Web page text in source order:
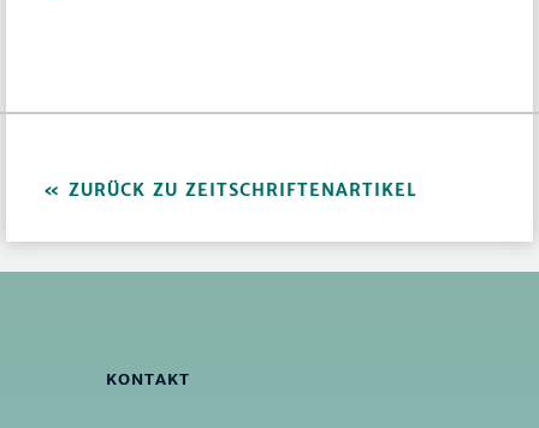
ZURÜCK ZU ZEITSCHRIFTENARTIKEL
KONTAKT